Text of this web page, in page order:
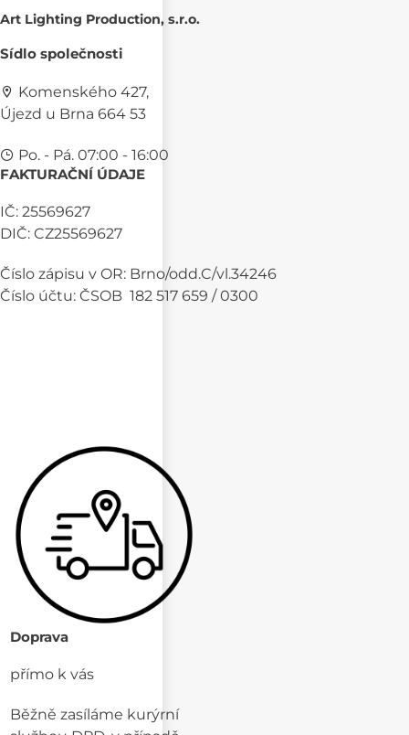
Art Lighting Production, s.r.o.
Sídlo společnosti
Komenského 427,
Újezd u Brna 664 53
Po. - Pá. 07:00 - 16:00
FAKTURAČNÍ ÚDAJE
IČ: 25569627
DIČ: CZ25569627
Číslo zápisu v OR: Brno/odd.C/vl.34246
Číslo účtu: ČSOB 182 517 659 / 0300
Doprava
přímo k vás
Běžně zasíláme kurýrní